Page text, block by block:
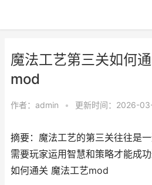
魔法工艺第三关如何
mod
作者： admin • 更新时间：2026-
摘要：魔法工艺的第三关往往是
需要玩家运用智慧和策略才能成
如何通关 魔法工艺mod